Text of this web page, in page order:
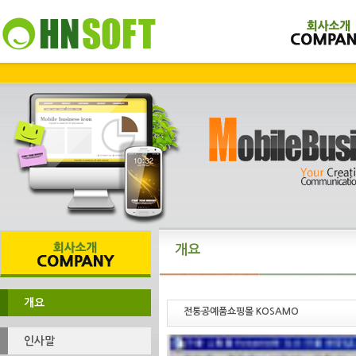
개요
인사말
개요
전통공예품쇼핑몰 KOSAMO